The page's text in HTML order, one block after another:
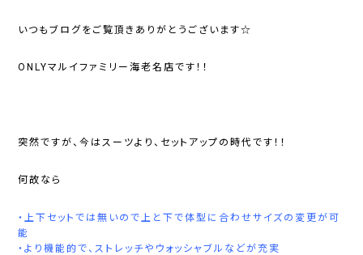
いつもブログをご覧頂きありがとうございます☆
ONLYマルイファミリー海老名店です！！
突然ですが、今はスーツより、セットアップの時代です！！
何故なら
・上下セットでは無いので上と下で体型に合わせサイズの変更が可
能
・より機能的で、ストレッチやウォッシャブルなどが充実